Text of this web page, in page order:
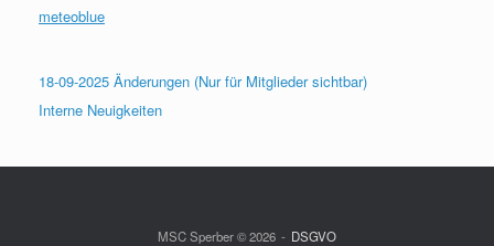
meteoblue
18-09-2025 Änderungen (Nur für Mitglieder sichtbar)
Interne Neuigkeiten
MSC Sperber © 2026 DSGVO